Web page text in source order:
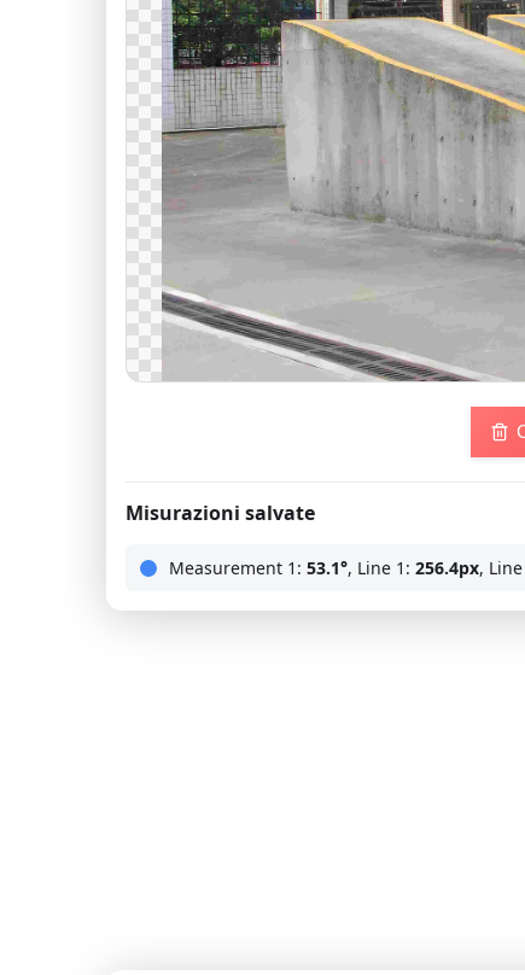
Misurazioni salvate
Measurement 1: 53.1°, Line 1: 256.4px,